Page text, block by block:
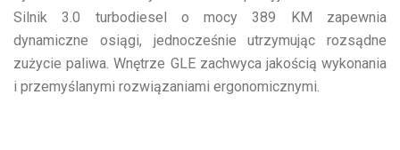
Silnik 3.0 turbodiesel o mocy 389 KM zapewnia
dynamiczne osiągi, jednocześnie utrzymując rozsądne
zużycie paliwa. Wnętrze GLE zachwyca jakością wykonania
i przemyślanymi rozwiązaniami ergonomicznymi.